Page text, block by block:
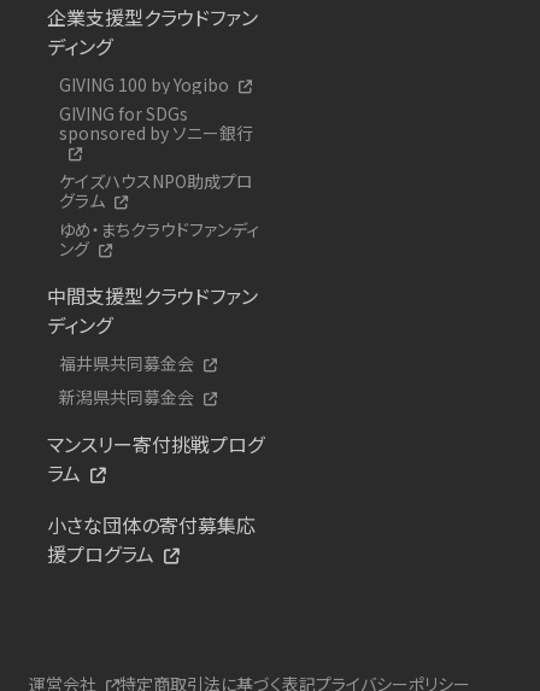
企業支援型クラウドファン
ディング
GIVING 100 by Yogibo
GIVING for SDGs
sponsored by ソニー銀行
ケイズハウスNPO助成プロ
グラム
ゆめ・まちクラウドファンディ
ング
中間支援型クラウドファン
ディング
福井県共同募金会
新潟県共同募金会
マンスリー寄付挑戦プログ
ラム
小さな団体の寄付募集応
援プログラム
運営会社 特定商取引法に基づく表記プライバシーポリシー